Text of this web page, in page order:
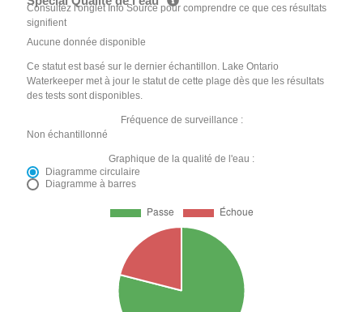
Consultez l'onglet Info Source pour comprendre ce que ces résultats
signifient
Aucune donnée disponible
Ce statut est basé sur le dernier échantillon. Lake Ontario
Waterkeeper met à jour le statut de cette plage dès que les résultats
des tests sont disponibles.
Fréquence de surveillance :
Non échantillonné
Graphique de la qualité de l'eau :
Diagramme circulaire
Diagramme à barres